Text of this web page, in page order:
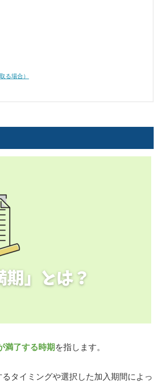
る場合）
満了する時期 を指します。
タイミングや選択した加入期間によっ